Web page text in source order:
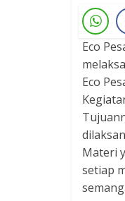
Eco
Eco
Materi
setiap